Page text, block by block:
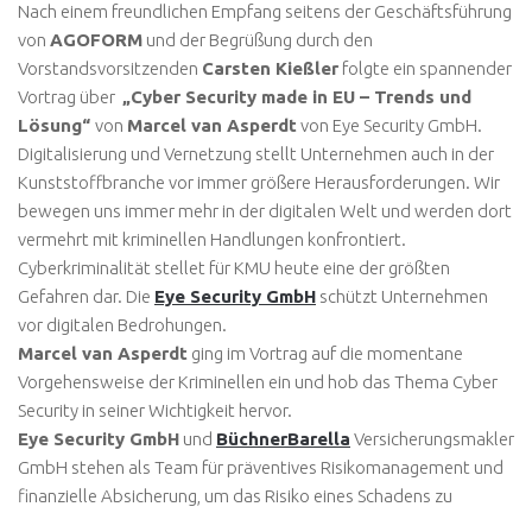
Nach einem freundlichen Empfang seitens der Geschäftsführung
von AGOFORM und der Begrüßung durch den
Vorstandsvorsitzenden Carsten Kießler folgte ein spannender
Vortrag über „Cyber Security made in EU – Trends und
Lösung“ von Marcel van Asperdt von Eye Security GmbH.
Digitalisierung und Vernetzung stellt Unternehmen auch in der
Kunststoffbranche vor immer größere Herausforderungen. Wir
bewegen uns immer mehr in der digitalen Welt und werden dort
vermehrt mit kriminellen Handlungen konfrontiert.
Cyberkriminalität stellet für KMU heute eine der größten
Gefahren dar. Die Eye Security GmbH schützt Unternehmen
vor digitalen Bedrohungen.
Marcel van Asperdt ging im Vortrag auf die momentane
Vorgehensweise der Kriminellen ein und hob das Thema Cyber
Security in seiner Wichtigkeit hervor.
Eye Security GmbH und BüchnerBarella Versicherungsmakler
GmbH stehen als Team für präventives Risikomanagement und
finanzielle Absicherung, um das Risiko eines Schadens zu